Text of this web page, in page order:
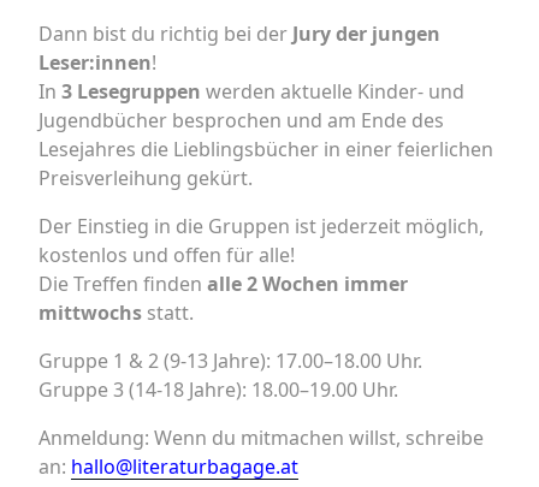
Dann bist du richtig bei der Jury der jungen
Leser:innen!
In 3 Lesegruppen werden aktuelle Kinder- und
Jugendbücher besprochen und am Ende des
Lesejahres die Lieblingsbücher in einer feierlichen
Preisverleihung gekürt.
Der Einstieg in die Gruppen ist jederzeit möglich,
kostenlos und offen für alle!
Die Treffen finden alle 2 Wochen immer
mittwochs statt.
Gruppe 1 & 2 (9-13 Jahre): 17.00–18.00 Uhr.
Gruppe 3 (14-18 Jahre): 18.00–19.00 Uhr.
Anmeldung: Wenn du mitmachen willst, schreibe
an: hallo@literaturbagage.at